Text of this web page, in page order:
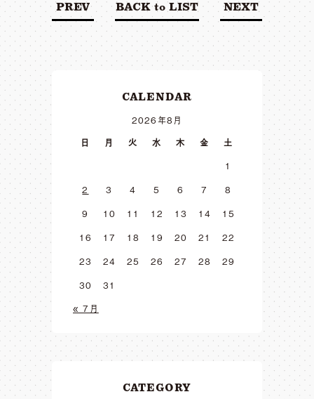
PREV BACK to LIST NEXT
CALENDAR
2026年8月
日
月 火 水 木 金
土
1
2
3 4 5 6 7
8
9
10 11 12 13 14
15
16
17 18 19 20 21
22
23
24 25 26 27 28
29
30
31
« 7月
CATEGORY